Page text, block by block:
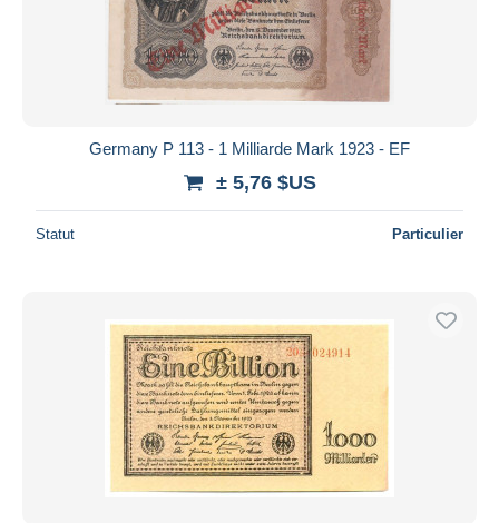
Germany P 113 - 1 Milliarde Mark 1923 - EF
± 5,76 $US
Statut Particulier